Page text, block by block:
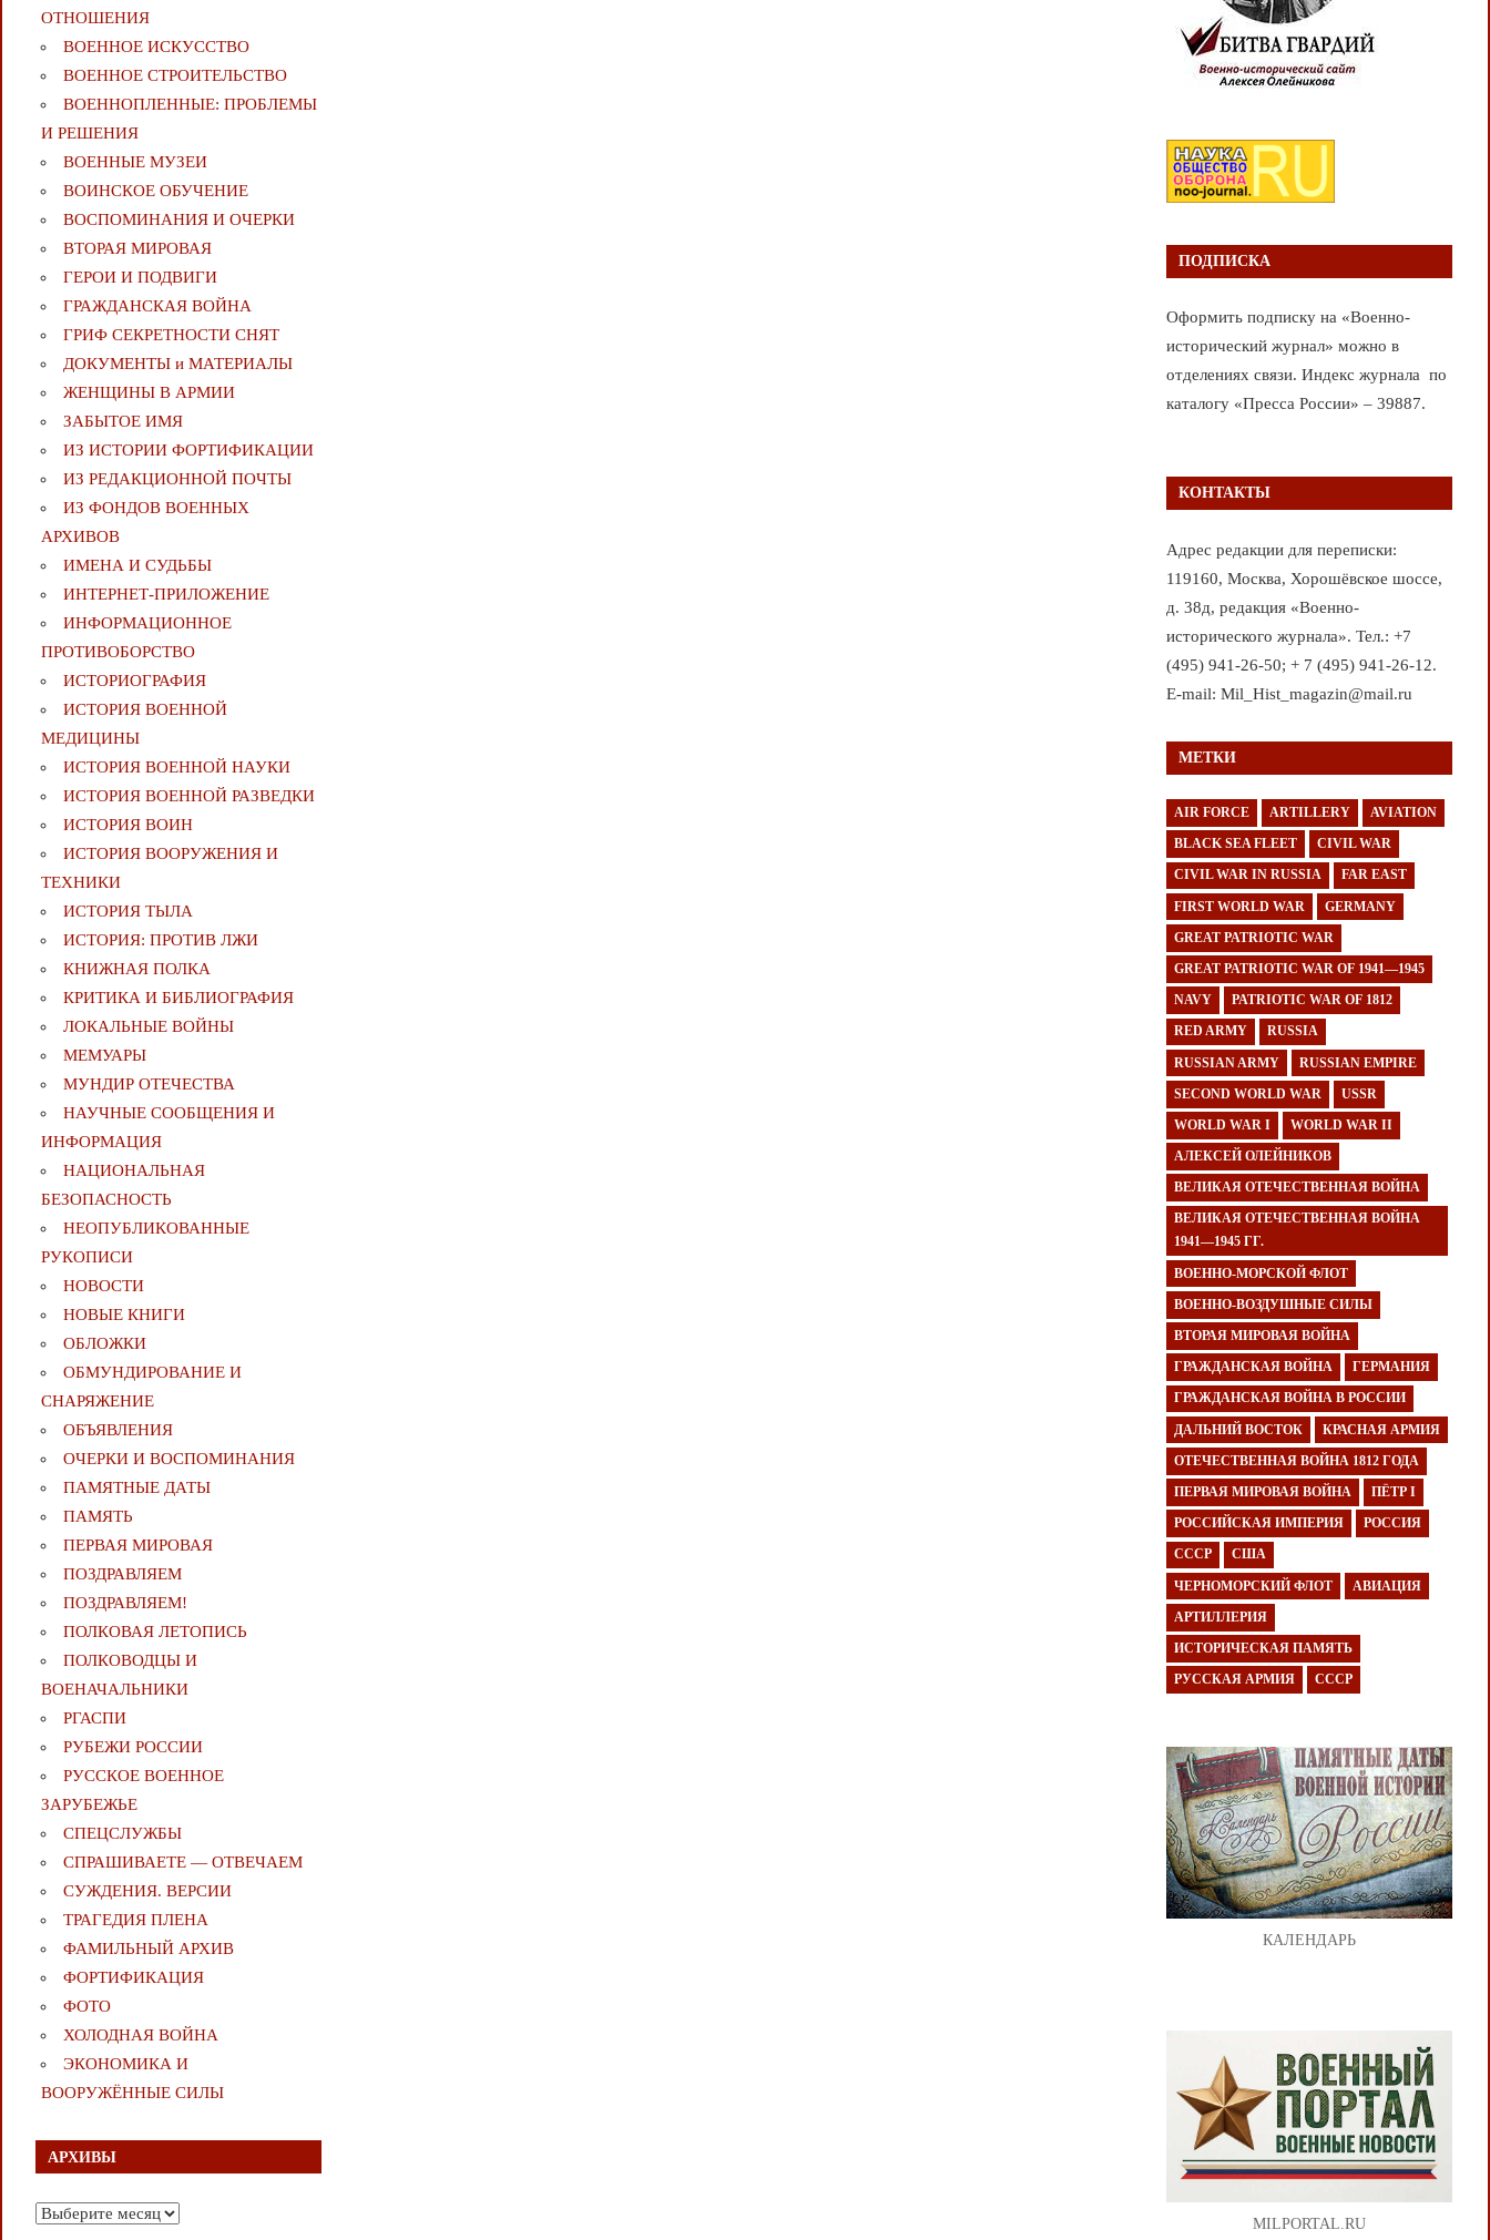
ОТНОШЕНИЯ
ВОЕННОЕ ИСКУССТВО
ВОЕННОЕ СТРОИТЕЛЬСТВО
ВОЕННОПЛЕННЫЕ: ПРОБЛЕМЫ
И РЕШЕНИЯ
ВОЕННЫЕ МУЗЕИ
ВОИНСКОЕ ОБУЧЕНИЕ
ВОСПОМИНАНИЯ И ОЧЕРКИ
ВТОРАЯ МИРОВАЯ
ГЕРОИ И ПОДВИГИ
ГРАЖДАНСКАЯ ВОЙНА
ГРИФ СЕКРЕТНОСТИ СНЯТ
ДОКУМЕНТЫ и МАТЕРИАЛЫ
ЖЕНЩИНЫ В АРМИИ
ЗАБЫТОЕ ИМЯ
ИЗ ИСТОРИИ ФОРТИФИКАЦИИ
ИЗ РЕДАКЦИОННОЙ ПОЧТЫ
ИЗ ФОНДОВ ВОЕННЫХ
АРХИВОВ
ИМЕНА И СУДЬБЫ
ИНТЕРНЕТ-ПРИЛОЖЕНИЕ
ИНФОРМАЦИОННОЕ
ПРОТИВОБОРСТВО
ИСТОРИОГРАФИЯ
ИСТОРИЯ ВОЕННОЙ
МЕДИЦИНЫ
ИСТОРИЯ ВОЕННОЙ НАУКИ
ИСТОРИЯ ВОЕННОЙ РАЗВЕДКИ
ИСТОРИЯ ВОИН
ИСТОРИЯ ВООРУЖЕНИЯ И
ТЕХНИКИ
ИСТОРИЯ ТЫЛА
ИСТОРИЯ: ПРОТИВ ЛЖИ
КНИЖНАЯ ПОЛКА
КРИТИКА И БИБЛИОГРАФИЯ
ЛОКАЛЬНЫЕ ВОЙНЫ
МЕМУАРЫ
МУНДИР ОТЕЧЕСТВА
НАУЧНЫЕ СООБЩЕНИЯ И
ИНФОРМАЦИЯ
НАЦИОНАЛЬНАЯ
БЕЗОПАСНОСТЬ
НЕОПУБЛИКОВАННЫЕ
РУКОПИСИ
НОВОСТИ
НОВЫЕ КНИГИ
ОБЛОЖКИ
ОБМУНДИРОВАНИЕ И
СНАРЯЖЕНИЕ
ОБЪЯВЛЕНИЯ
ОЧЕРКИ И ВОСПОМИНАНИЯ
ПАМЯТНЫЕ ДАТЫ
ПАМЯТЬ
ПЕРВАЯ МИРОВАЯ
ПОЗДРАВЛЯЕМ
ПОЗДРАВЛЯЕМ!
ПОЛКОВАЯ ЛЕТОПИСЬ
ПОЛКОВОДЦЫ И
ВОЕНАЧАЛЬНИКИ
РГАСПИ
РУБЕЖИ РОССИИ
РУССКОЕ ВОЕННОЕ
ЗАРУБЕЖЬЕ
СПЕЦСЛУЖБЫ
СПРАШИВАЕТЕ — ОТВЕЧАЕМ
СУЖДЕНИЯ. ВЕРСИИ
ТРАГЕДИЯ ПЛЕНА
ФАМИЛЬНЫЙ АРХИВ
ФОРТИФИКАЦИЯ
ФОТО
ХОЛОДНАЯ ВОЙНА
ЭКОНОМИКА И
ВООРУЖЁННЫЕ СИЛЫ
АРХИВЫ
Архивы
ПОДПИСКА
Оформить подписку на «Военно-
исторический журнал» можно в
отделениях связи. Индекс журнала по
каталогу «Пресса России» – 39887.
КОНТАКТЫ
Адрес редакции для переписки:
119160, Москва, Хорошёвское шоссе,
д. 38д, редакция «Военно-
исторического журнала». Тел.: +7
(495) 941-26-50; + 7 (495) 941-26-12.
E-mail: Mil_Hist_magazin@mail.ru
МЕТКИ
AIR FORCE ARTILLERY AVIATION
BLACK SEA FLEET CIVIL WAR
CIVIL WAR IN RUSSIA FAR EAST
FIRST WORLD WAR GERMANY
GREAT PATRIOTIC WAR
GREAT PATRIOTIC WAR OF 1941—1945
NAVY PATRIOTIC WAR OF 1812
RED ARMY RUSSIA
RUSSIAN ARMY RUSSIAN EMPIRE
SECOND WORLD WAR USSR
WORLD WAR I WORLD WAR II
АЛЕКСЕЙ ОЛЕЙНИКОВ
ВЕЛИКАЯ ОТЕЧЕСТВЕННАЯ ВОЙНА
ВЕЛИКАЯ ОТЕЧЕСТВЕННАЯ ВОЙНА
1941—1945 ГГ.
ВОЕННО-МОРСКОЙ ФЛОТ
ВОЕННО-ВОЗДУШНЫЕ СИЛЫ
ВТОРАЯ МИРОВАЯ ВОЙНА
ГРАЖДАНСКАЯ ВОЙНА ГЕРМАНИЯ
ГРАЖДАНСКАЯ ВОЙНА В РОССИИ
ДАЛЬНИЙ ВОСТОК КРАСНАЯ АРМИЯ
ОТЕЧЕСТВЕННАЯ ВОЙНА 1812 ГОДА
ПЕРВАЯ МИРОВАЯ ВОЙНА ПЁТР I
РОССИЙСКАЯ ИМПЕРИЯ РОССИЯ
СССР США
ЧЕРНОМОРСКИЙ ФЛОТ АВИАЦИЯ
АРТИЛЛЕРИЯ
ИСТОРИЧЕСКАЯ ПАМЯТЬ
РУССКАЯ АРМИЯ СССР
КАЛЕНДАРЬ
MILPORTAL.RU